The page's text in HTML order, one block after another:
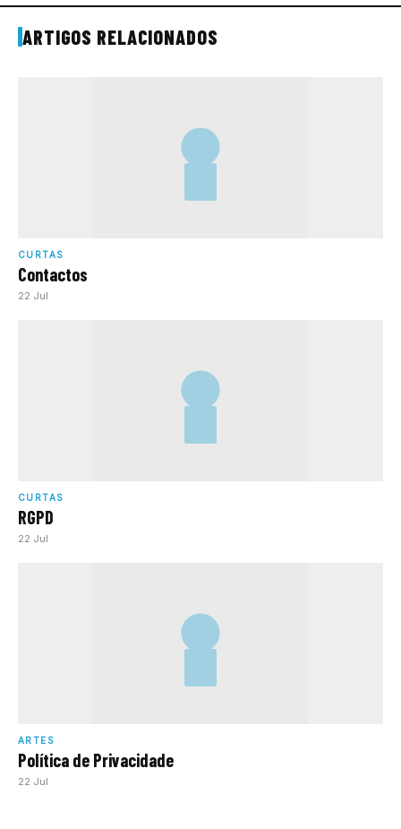
ARTIGOS RELACIONADOS
CURTAS
Contactos
22 Jul
CURTAS
RGPD
22 Jul
ARTES
Política de Privacidade
22 Jul